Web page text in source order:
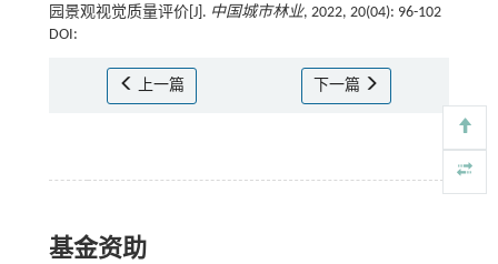
园景观视觉质量评价[J]. 中国城市林业, 2022, 20(04): 96-102
DOI:
上一篇 下一篇
基金资助